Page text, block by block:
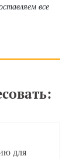
все
для